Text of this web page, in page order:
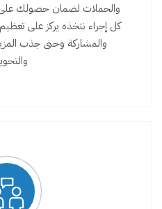
والحملات لضمان حصولك
كل إجراء نتخذه يركز على
والمشاركة وحنى جذب